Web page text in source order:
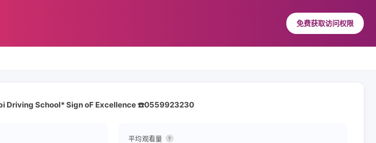
免费获取访问权限
Driving School* Sign oF Excellence ☎️0559923230
平均观看量 ?